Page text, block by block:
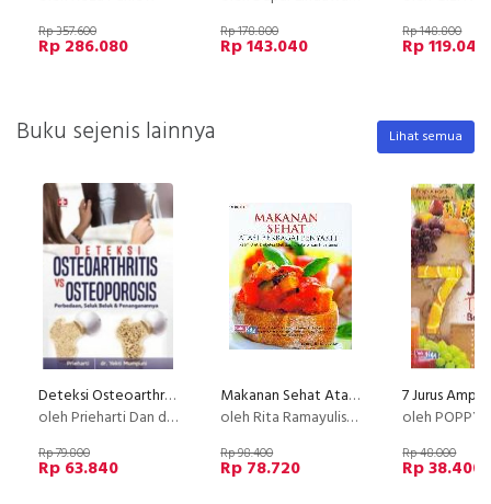
Rp 357.600
Rp 286.080
Rp 178.800
Rp 143.040
Rp 148.800
Rp 119.040
Buku sejenis lainnya Lihat semua
Deteksi Osteoarthritis Vs Osteoporosis, Perbedaan, Seluk Beluk Dan Penanganannya
oleh Prieharti Dan dr. Yekti Mumpuni
Rp 79.800
Rp 63.840
Makanan Sehat Atasi Berbagai Penyakit
oleh Rita Ramayulis, DCN. M. Kes.
Rp 98.400
Rp 78.720
oleh POPPY ALEXANO &
Rp 48.000
Rp 38.400